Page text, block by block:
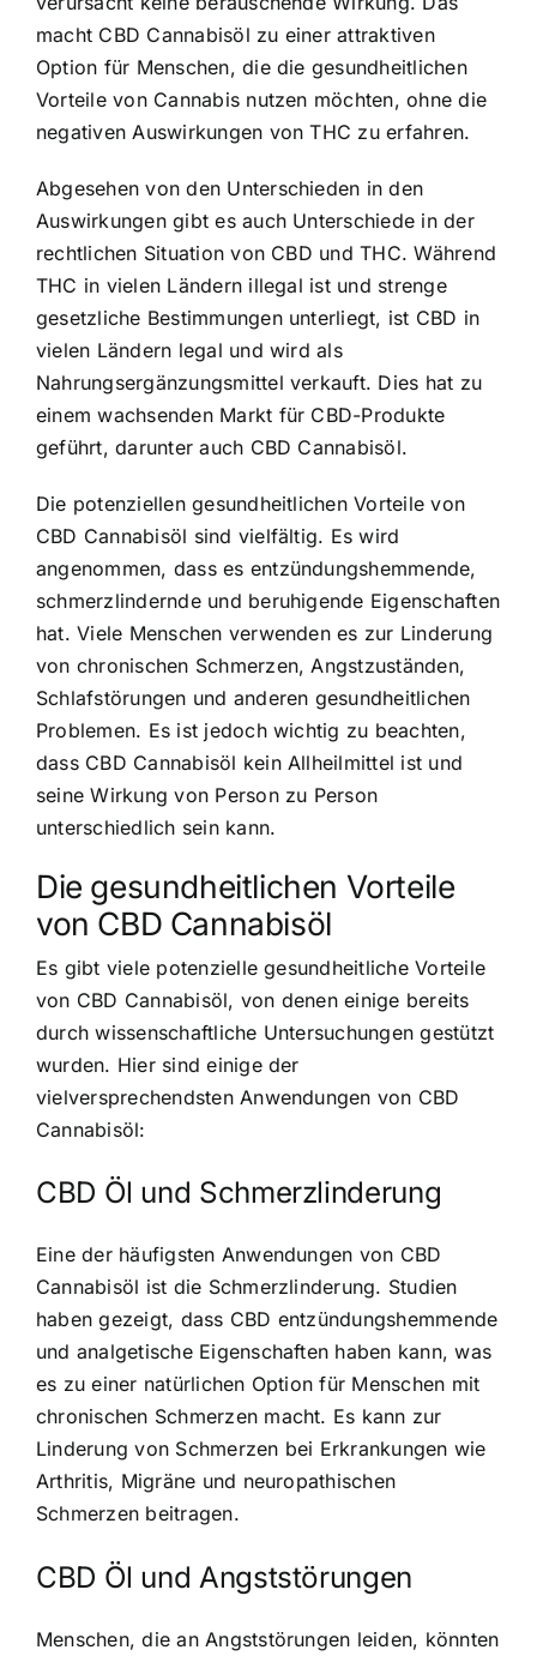
macht CBD Cannabisöl zu einer attraktiven
Option für Menschen, die die gesundheitlichen
Vorteile von Cannabis nutzen möchten, ohne die
negativen Auswirkungen von THC zu erfahren.
Abgesehen von den Unterschieden in den
Auswirkungen gibt es auch Unterschiede in der
rechtlichen Situation von CBD und THC. Während
THC in vielen Ländern illegal ist und strenge
gesetzliche Bestimmungen unterliegt, ist CBD in
vielen Ländern legal und wird als
Nahrungsergänzungsmittel verkauft. Dies hat zu
einem wachsenden Markt für CBD-Produkte
geführt, darunter auch CBD Cannabisöl.
Die potenziellen gesundheitlichen Vorteile von
CBD Cannabisöl sind vielfältig. Es wird
angenommen, dass es entzündungshemmende,
schmerzlindernde und beruhigende Eigenschaften
hat. Viele Menschen verwenden es zur Linderung
von chronischen Schmerzen, Angstzuständen,
Schlafstörungen und anderen gesundheitlichen
Problemen. Es ist jedoch wichtig zu beachten,
dass CBD Cannabisöl kein Allheilmittel ist und
seine Wirkung von Person zu Person
unterschiedlich sein kann.
Die gesundheitlichen Vorteile
von CBD Cannabisöl
Es gibt viele potenzielle gesundheitliche Vorteile
von CBD Cannabisöl, von denen einige bereits
durch wissenschaftliche Untersuchungen gestützt
wurden. Hier sind einige der
vielversprechendsten Anwendungen von CBD
Cannabisöl:
CBD Öl und Schmerzlinderung
Eine der häufigsten Anwendungen von CBD
Cannabisöl ist die Schmerzlinderung. Studien
haben gezeigt, dass CBD entzündungshemmende
und analgetische Eigenschaften haben kann, was
es zu einer natürlichen Option für Menschen mit
chronischen Schmerzen macht. Es kann zur
Linderung von Schmerzen bei Erkrankungen wie
Arthritis, Migräne und neuropathischen
Schmerzen beitragen.
CBD Öl und Angststörungen
Menschen, die an Angststörungen leiden, könnten